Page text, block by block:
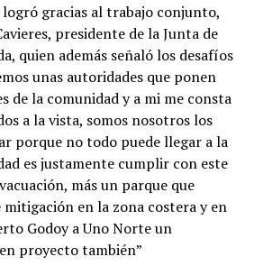
logró gracias al trabajo conjunto,
presidente de la Junta de
quien además señaló los desafíos
unas autoridades que ponen
de la comunidad y a mi me consta
a la vista, somos nosotros los
porque no todo puede llegar a la
es justamente cumplir con este
más un parque que
mitigación en la zona costera y en
Godoy a Uno Norte un
proyecto también”